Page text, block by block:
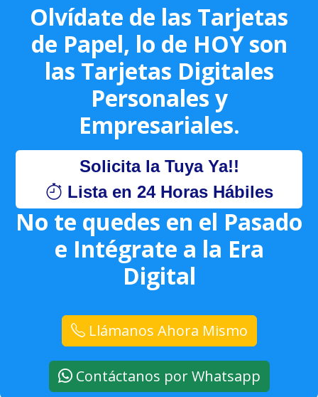
Olvídate de las Tarjetas
de Papel, lo de HOY son
las Tarjetas Digitales
Personales y
Empresariales.
Solicita la Tuya Ya!!
Lista en 24 Horas Hábiles
No te quedes en el Pasado
e Intégrate a la Era
Digital
Llámanos Ahora Mismo
Contáctanos por Whatsapp